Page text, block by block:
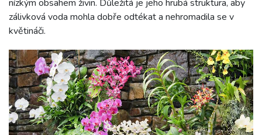
nízkým obsahem živin. Důležitá je jeho hrubá struktura, aby
zálivková voda mohla dobře odtékat a nehromadila se v
květináči.